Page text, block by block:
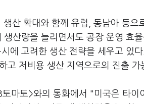
산 확대와 함께 유럽, 동남아 등으
산량을 늘리면서도 공장 운영 효
에 고려한 생산 전략을 세우고 있
고 저비용 생산 지역으로의 진출 가
토마토>와의 통화에서 "미국은 타